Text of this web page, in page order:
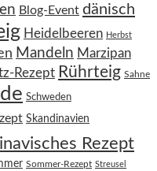
Blog-Event dänisch
Heidelbeeren Herbst
Mandeln Marzipan
Rezept Rührteig Sahne
Schweden
Skandinavien
Rezept
Sommer-Rezept Streusel